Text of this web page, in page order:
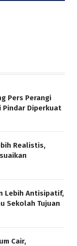
Pers Perangi
Diperkuat
Realistis,
Lebih Antisipatif,
Sekolah Tujuan
Cair,